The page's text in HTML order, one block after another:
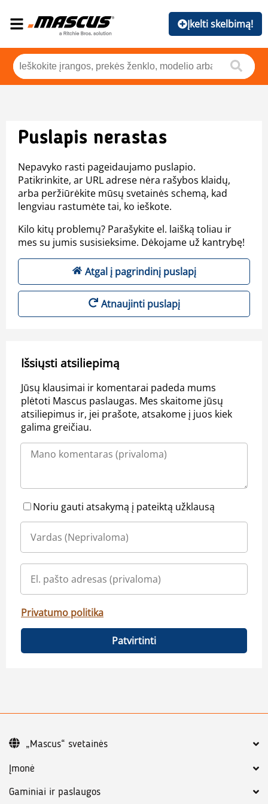
Įkelti skelbimą!
Puslapis nerastas
Nepavyko rasti pageidaujamo puslapio.
Patikrinkite, ar URL adrese nėra rašybos klaidų,
arba peržiūrėkite mūsų svetainės schemą, kad
lengviau rastumėte tai, ko ieškote.
Kilo kitų problemų? Parašykite el. laišką toliau ir
mes su jumis susisieksime. Dėkojame už kantrybę!
Atgal į pagrindinį puslapį
Atnaujinti puslapį
Išsiųsti atsiliepimą
Jūsų klausimai ir komentarai padeda mums
plėtoti Mascus paslaugas. Mes skaitome jūsų
atsiliepimus ir, jei prašote, atsakome į juos kiek
galima greičiau.
Noriu gauti atsakymą į pateiktą užklausą
Privatumo politika
Patvirtinti
Įmonė
Gaminiai ir paslaugos
„Mascus“ svetainės